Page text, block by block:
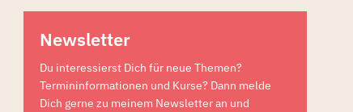
Newsletter
Du interessierst Dich für neue Themen?
Termininformationen und Kurse? Dann melde
Dich gerne zu meinem Newsletter an und